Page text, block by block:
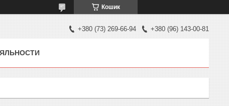
Кошик
+380 (73) 269-66-94 +380 (96) 143-00-81